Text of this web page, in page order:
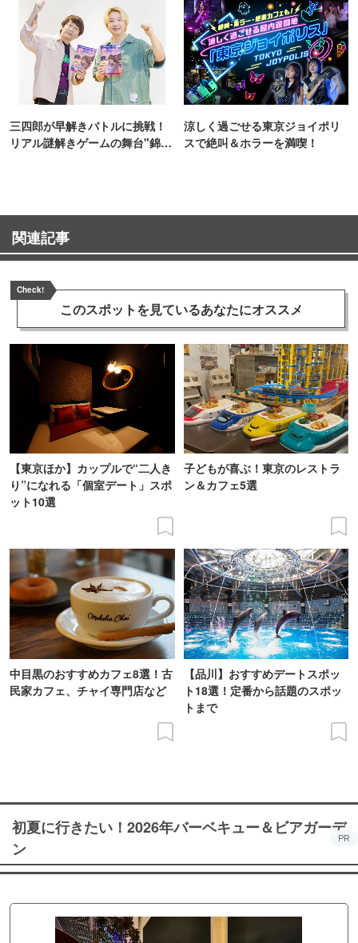
三四郎が早解きバトルに挑戦！
リアル謎解きゲームの舞台"錦糸
涼しく過ごせる東京ジョイポリ
スで絶叫＆ホラーを満喫！
関連記事
Check!
このスポットを見ているあなたにオススメ
【東京ほか】カップルで“二人き
り”になれる「個室デート」スポ
ット10選
子どもが喜ぶ！東京のレストラ
ン＆カフェ5選
中目黒のおすすめカフェ8選！古
民家カフェ、チャイ専門店など
【品川】おすすめデートスポッ
ト18選！定番から話題のスポッ
トまで
初夏に行きたい！2026年バーベキュー＆ビアガーデ
ン
PR